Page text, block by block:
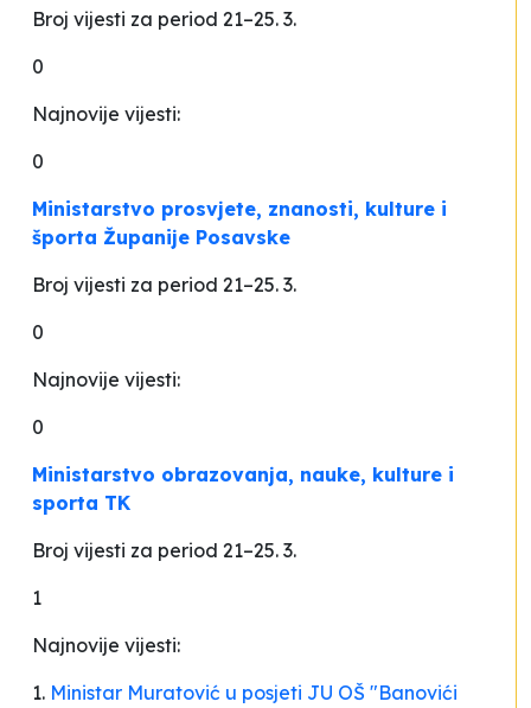
Broj vijesti za period 21–25. 3.
0
Najnovije vijesti:
0
Ministarstvo prosvjete, znanosti, kulture i
športa Županije Posavske
Broj vijesti za period 21–25. 3.
0
Najnovije vijesti:
0
Ministarstvo obrazovanja, nauke, kulture i
sporta TK
Broj vijesti za period 21–25. 3.
1
Najnovije vijesti:
1. Ministar Muratović u posjeti JU OŠ "Banovići